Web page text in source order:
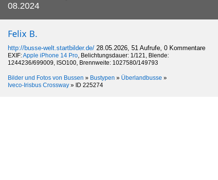
08.2024
Felix B.
http://busse-welt.startbilder.de/ 28.05.2026, 51 Aufrufe, 0 Kommentare
EXIF:Apple iPhone 14 Pro, Belichtungsdauer: 1/121, Blende:
1244236/699009, ISO100, Brennweite: 1027580/149793
Bilder und Fotos von Bussen » Bustypen » Überlandbusse »
Iveco-Irisbus Crossway » ID 225274